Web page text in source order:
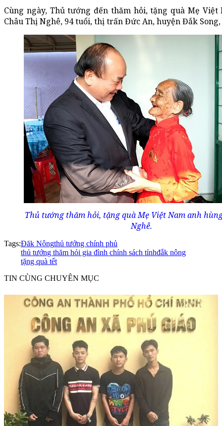
Cùng ngày, Thủ tướng đến thăm hỏi, tặng quà Mẹ Việt
Châu Thị Nghê, 94 tuổi, thị trấn Đức An, huyện Đắk
Thủ tướng thăm hỏi, tặng quà Mẹ Việt Nam anh
Nghê.
Tags:Đăk Nôngthủ tướng chính phủ
thủ tướng thăm hỏi gia đình chính sách tỉnhđắk nông
tặng quà tết
TIN CÙNG CHUYÊN MỤC